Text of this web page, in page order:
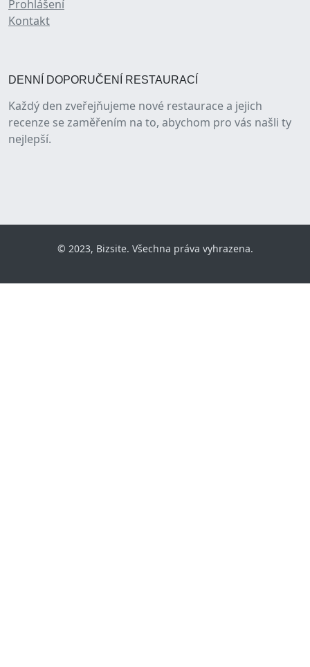
Prohlášení
Kontakt
DENNÍ DOPORUČENÍ RESTAURACÍ
Každý den zveřejňujeme nové restaurace a jejich
recenze se zaměřením na to, abychom pro vás našli ty
nejlepší.
© 2023, Bizsite. Všechna práva vyhrazena.